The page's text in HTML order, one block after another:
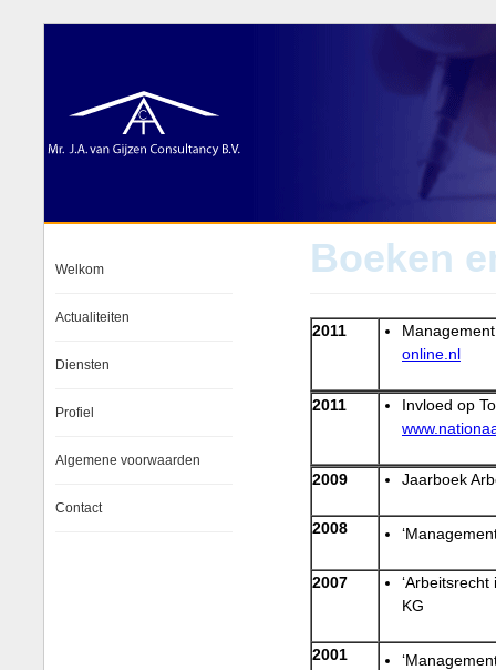
Welkom
Actualiteiten
Diensten
Profiel
Algemene voorwaarden
Contact
Boeken
2011
online.nl
2011
Invloed op
2009 Jaarboek
2008
2007
KG
2001